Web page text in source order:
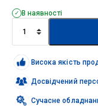
В наявності
Заглушка
MMETR
30S
кількістьВисока якість
Досвідчений
Сучасне